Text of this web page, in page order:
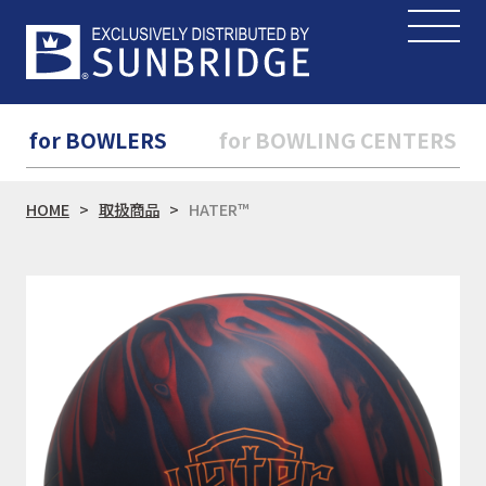
for BOWLERS for BOWLING CENTERS
HOME 取扱商品 HATER™